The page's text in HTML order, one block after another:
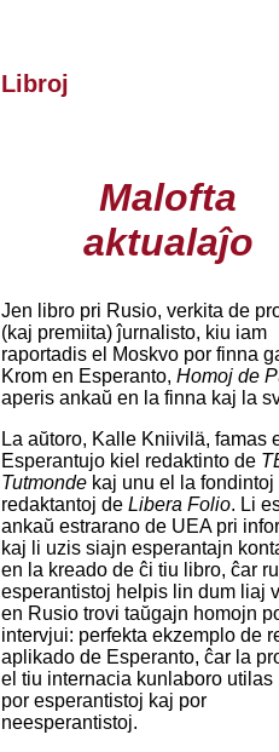
Libroj
Malofta
aktualaĵo
Jen libro pri Rusio, verkita de
(kaj premiita) ĵurnalisto, kiu iam
raportadis el Moskvo por finna
Krom en Esperanto,Homoj de
aperis ankaŭ en la finna kaj la
La aŭtoro, Kalle Kniivilä, famas
Esperantujo kiel redaktinto de
Tutmonde kaj unu el la fondintoj
redaktantoj deLibera Folio. Li
ankaŭ estrarano de UEA pri
kaj li uzis siajn esperantajn
en la kreado de ĉi tiu libro, ĉar
esperantistoj helpis lin dum liaj
en Rusio trovi taŭgajn homojn
intervjui: perfekta ekzemplo de
aplikado de Esperanto, ĉar la
el tiu internacia kunlaboro utilas
por esperantistoj kaj por
neesperantistoj.